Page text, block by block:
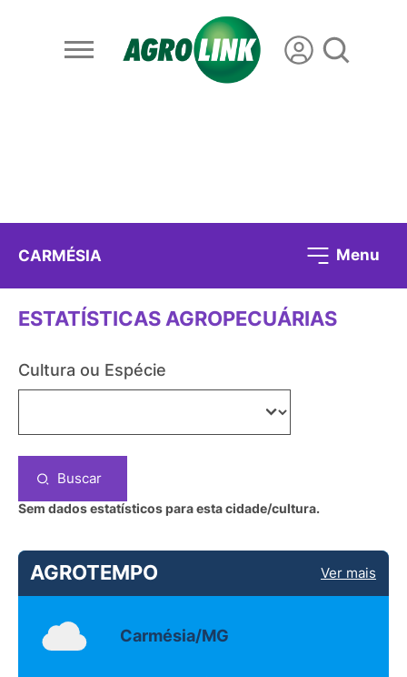
CARMÉSIA Menu
ESTATÍSTICAS AGROPECUÁRIAS
Cultura ou Espécie
Buscar
Sem dados estatísticos para esta cidade/cultura.
AGROTEMPO Ver mais
Carmésia/MG